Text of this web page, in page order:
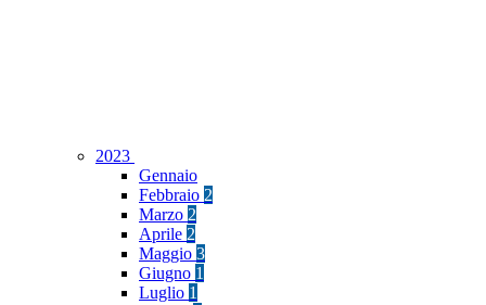
2023
Gennaio
Febbraio 2
Marzo 2
Aprile 2
Maggio 3
Giugno 1
Luglio 1